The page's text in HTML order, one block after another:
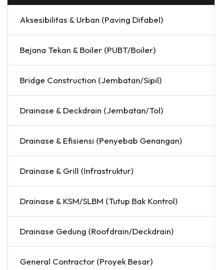
Aksesibilitas & Urban (Paving Difabel)
Bejana Tekan & Boiler (PUBT/Boiler)
Bridge Construction (Jembatan/Sipil)
Drainase & Deckdrain (Jembatan/Tol)
Drainase & Efisiensi (Penyebab Genangan)
Drainase & Grill (Infrastruktur)
Drainase & KSM/SLBM (Tutup Bak Kontrol)
Drainase Gedung (Roofdrain/Deckdrain)
General Contractor (Proyek Besar)